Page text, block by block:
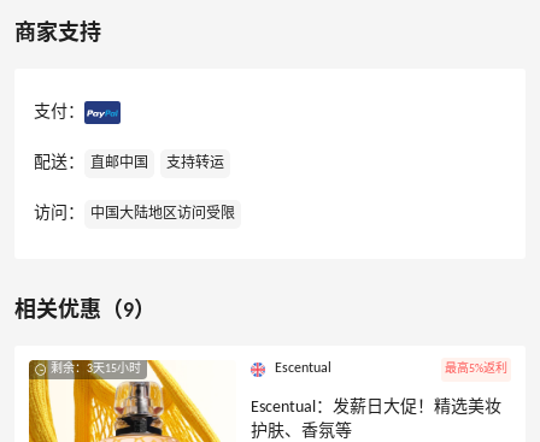
商家支持
支付：
配送： 直邮中国 支持转运
访问： 中国大陆地区访问受限
相关优惠（9）
剩余：3天15小时 Escentual 最高5%返利
Escentual：发薪日大促！精选美妆
护肤、香氛等